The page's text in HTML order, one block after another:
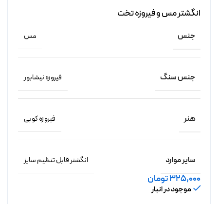
انگشتر مس و فیروزه تخت
جنس مس
جنس سنگ فیروزه نیشابور
هنر فیروزه کوبی
سایر موارد انگشتر قابل تنظیم سایز
325,000تومان
موجود در انبار